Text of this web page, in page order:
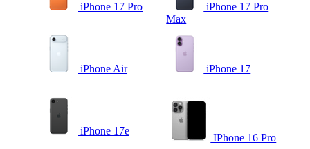
iPhone 17 Pro
iPhone 17 Pro
Max
iPhone Air iPhone 17
iPhone 17e
IPhone 16 Pro